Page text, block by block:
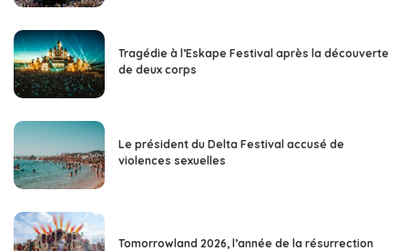
Tragédie à l’Eskape Festival après la découverte
de deux corps
Le président du Delta Festival accusé de
violences sexuelles
Tomorrowland 2026, l’année de la résurrection